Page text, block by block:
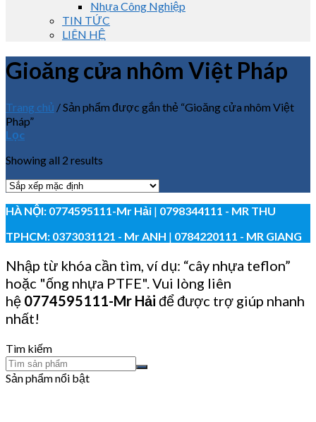
Nhựa Công Nghiệp
TIN TỨC
LIÊN HỆ
Gioăng cửa nhôm Việt Pháp
Trang chủ /Sản phẩm được gắn thẻ “Gioăng cửa nhôm Việt
Pháp”
Lọc
Showing all 2 results
HÀ NỘI: 0774595111-Mr Hải | 0798344111 - MR THU
TPHCM: 0373031121 - Mr ANH | 0784220111 - MR GIANG
Nhập từ khóa cần tìm, ví dụ: “cây nhựa teflon”
hoặc "ống nhựa PTFE". Vui lòng liên
hệ 0774595111-Mr Hải để được trợ giúp nhanh
nhất!
Tìm kiếm
Sản phẩm nổi bật